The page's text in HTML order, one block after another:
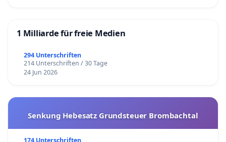
1 Milliarde für freie Medien
294 Unterschriften
214 Unterschriften / 30 Tage
24 Jun 2026
Senkung Hebesatz Grundsteuer Brombachtal